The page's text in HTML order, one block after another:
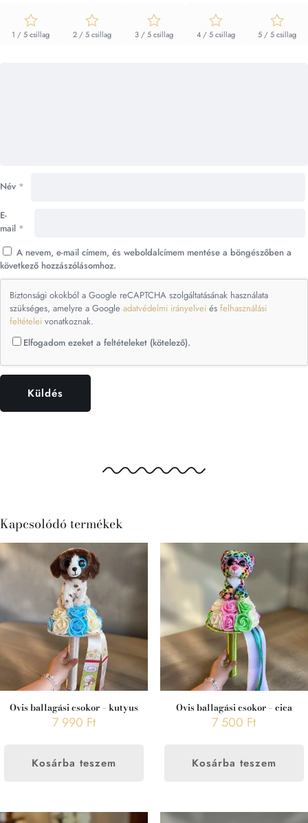
1 / 5 csillag 2 / 5 csillag 3 / 5 csillag 4 / 5 csillag 5 / 5 csillag
Név *
E-
mail *
A nevem, e-mail címem, és weboldalcímem mentése a böngészőben a
következő hozzászólásomhoz.
Biztonsági okokból a Google reCAPTCHA szolgáltatásának használata
szükséges, amelyre a Google adatvédelmi irányelvei és felhasználási
feltételei vonatkoznak.
Elfogadom ezeket a feltételeket (kötelező).
Kapcsolódó termékek
Ovis ballagási csokor – kutyus
7 990 Ft
Kosárba teszem
Ovis ballagási csokor – cica
7 500 Ft
Kosárba teszem